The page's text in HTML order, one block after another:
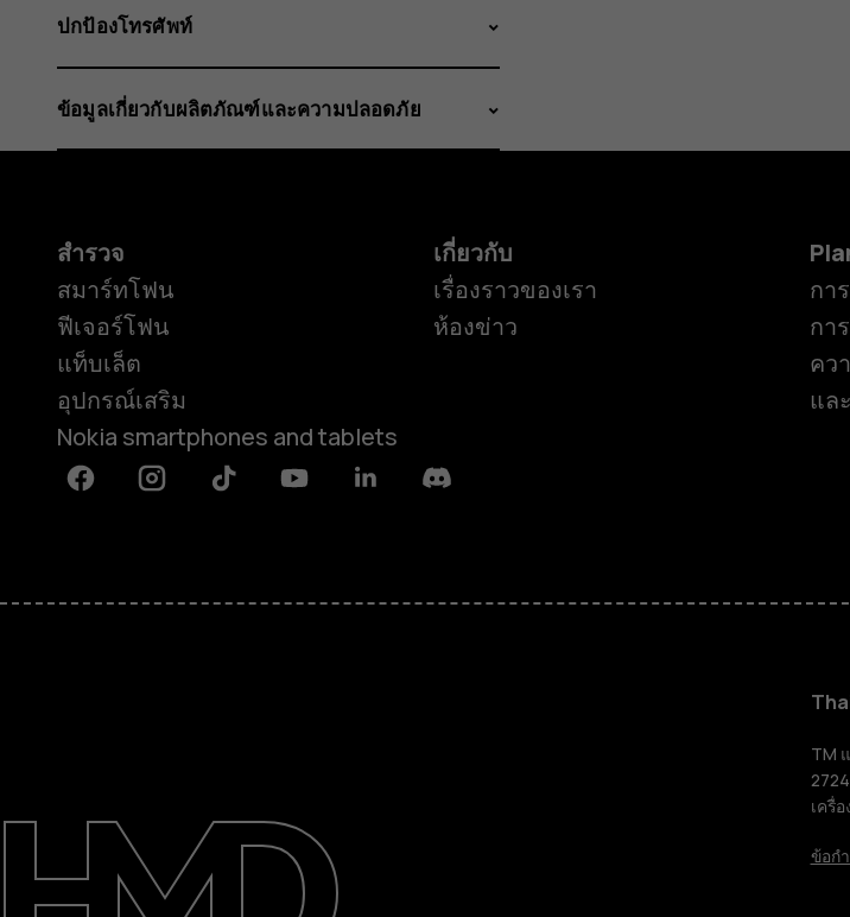
สมา
ฟีเจ
อุป
แท็บ
การสนับสนุน
Thailand
ปกป้องโทรศัพท์
ข้อมูลเกี่ยวกับผลิตภัณฑ์และความปลอดภัย
สำรวจ
สมาร์ทโฟน
ฟีเจอร์โฟน
แท็บเล็ต
อุปกรณ์เสริม
Nokia smartphones and tablets
เกี่ยวกับ
เรื่องราวของเรา
ห้องข่าว
กา
กา
คว
แล
FacebookInstagramTiktok YoutubeLinkedinDiscord
TM
เครื่
ข้อก